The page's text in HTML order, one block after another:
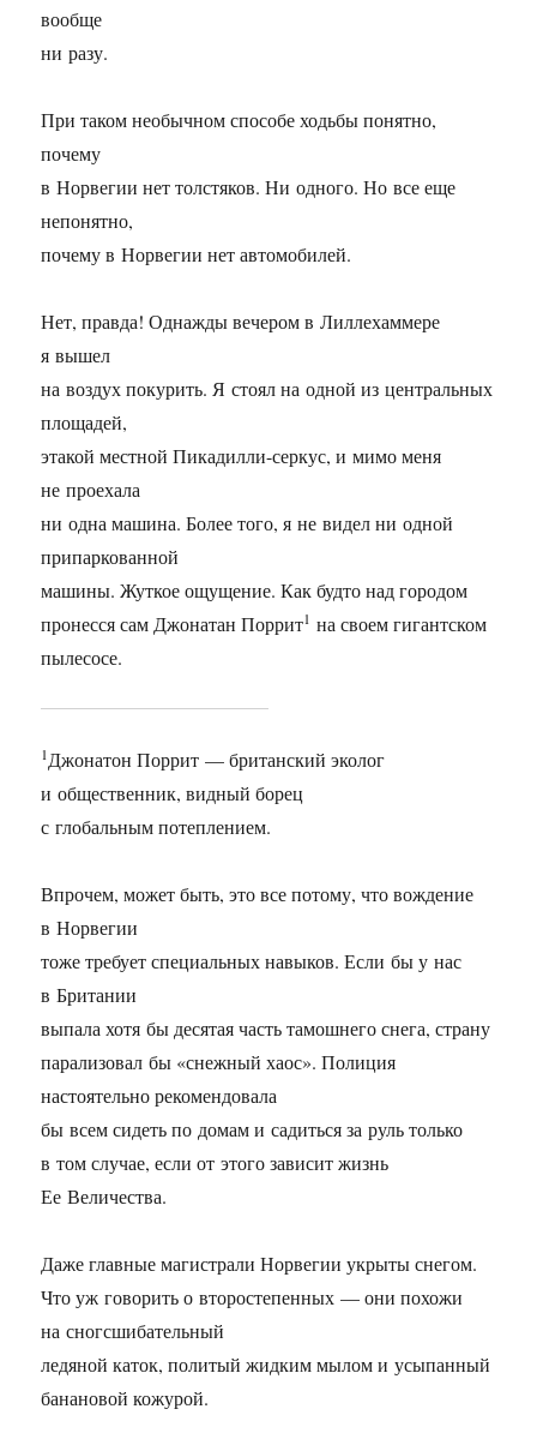
вообще
ни разу.
При таком необычном способе ходьбы понятно,
почему
в Норвегии нет толстяков. Ни одного. Но все еще
непонятно,
почему в Норвегии нет автомобилей.
Нет, правда! Однажды вечером в Лиллехаммере
я вышел
на воздух покурить. Я стоял на одной из центральных
площадей,
этакой местной Пикадилли-серкус, и мимо меня
не проехала
ни одна машина. Более того, я не видел ни одной
припаркованной
машины. Жуткое ощущение. Как будто над городом
пронесся сам Джонатан Поррит1 на своем гигантском
пылесосе.
1Джонатон Поррит — британский эколог
и общественник, видный борец
с глобальным потеплением.
Впрочем, может быть, это все потому, что вождение
в Норвегии
тоже требует специальных навыков. Если бы у нас
в Британии
выпала хотя бы десятая часть тамошнего снега, страну
парализовал бы «снежный хаос». Полиция
настоятельно рекомендовала
бы всем сидеть по домам и садиться за руль только
в том случае, если от этого зависит жизнь
Ее Величества.
Даже главные магистрали Норвегии укрыты снегом.
Что уж говорить о второстепенных — они похожи
на сногсшибательный
ледяной каток, политый жидким мылом и усыпанный
банановой кожурой.